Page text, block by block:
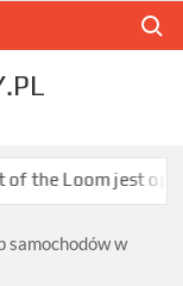
jest opłacalny dla
samochodów w